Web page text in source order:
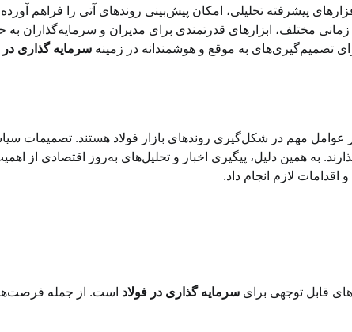
پیشرفته تحلیلی، امکان پیش‌بینی روندهای آتی را فراهم
زمانی مختلف، ابزارهای قدرتمندی برای مدیران و سرمایه‌گذاران
تصمیم‌گیری‌های به موقع و هوشمندانه در زمینه سرمایه گذاری در
مهم در شکل‌گیری روندهای بازار فولاد هستند. تصمیمات
به همین دلیل، پیگیری اخبار و تحلیل‌های به‌روز اقتصادی از
اقدامات لازم انجام داد.
قابل توجهی برای سرمایه گذاری در فولاد است. از جمله